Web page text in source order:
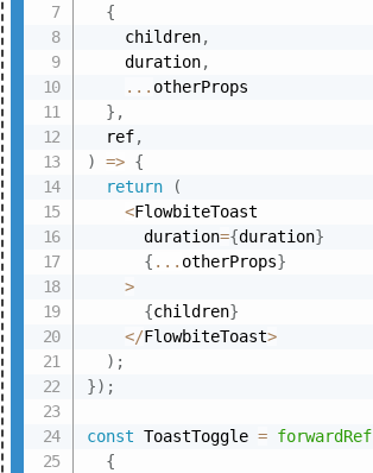
{
    children
,
    duration
,
... otherProps
} ,
  ref
,
)
=> {
return
(
<FlowbiteToast
      duration
={duration}
{ ... otherProps}
>
{children}
</FlowbiteToast>
) ;
}) ;
const ToastToggle = forwardRef
{